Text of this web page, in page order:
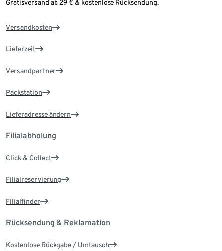
Gratisversand ab 29 € & kostenlose Rücksendung.
Versandkosten
Lieferzeit
Versandpartner
Packstation
Lieferadresse ändern
Filialabholung
Click & Collect
Filialreservierung
Filialfinder
Rücksendung & Reklamation
Kostenlose Rückgabe / Umtausch